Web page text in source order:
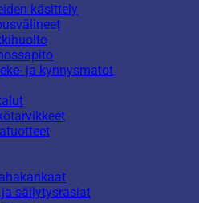
käsittely
ja kynnysmatot
säilytysrasiat